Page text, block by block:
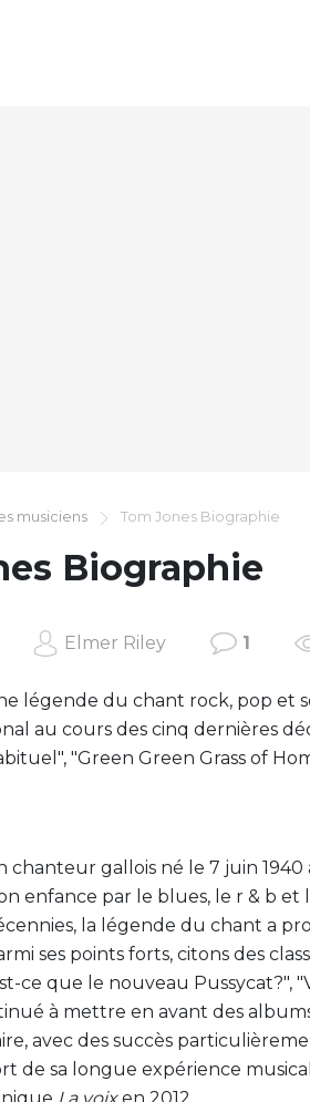
musiciens Tom Jones Biographie
Biographie
Elmer Riley 1
légende du chant rock, pop et
au cours des cinq dernières
"Green Green Grass of
chanteur gallois né le 7 juin 1940
enfance par le blues, le r & b et
la légende du chant a
ses points forts, citons des
ce que le nouveau Pussycat?",
à mettre en avant des
avec des succès
de sa longue expérience